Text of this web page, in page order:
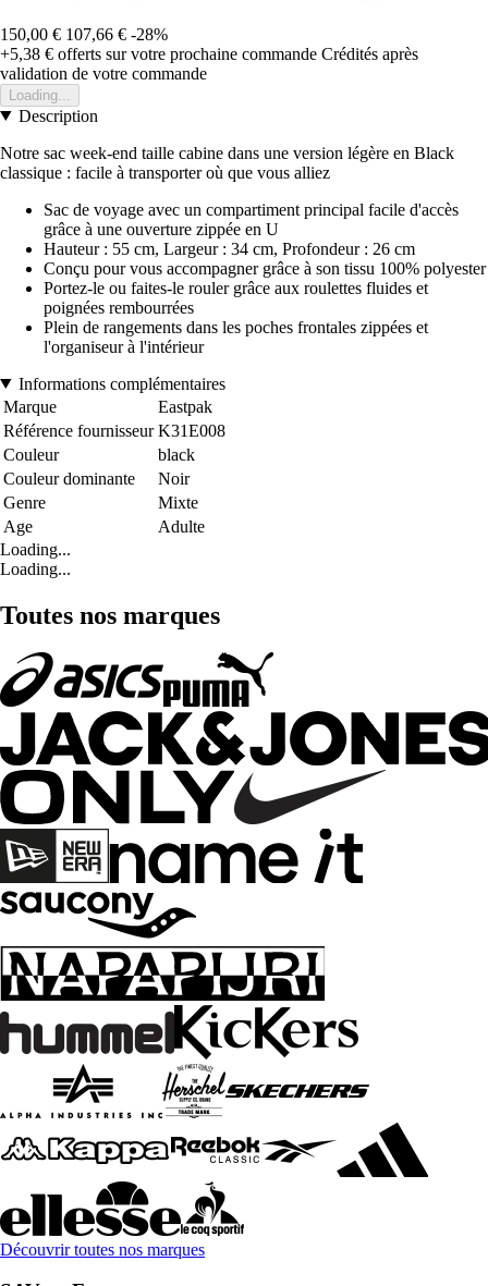
150,00 € 107,66 € -28%
+5,38 € offerts sur votre prochaine commande Crédités après
validation de votre commande
Loading...
Description
Notre sac week-end taille cabine dans une version légère en Black
classique : facile à transporter où que vous alliez
Sac de voyage avec un compartiment principal facile d'accès
grâce à une ouverture zippée en U
Hauteur : 55 cm, Largeur : 34 cm, Profondeur : 26 cm
Conçu pour vous accompagner grâce à son tissu 100% polyester
Portez-le ou faites-le rouler grâce aux roulettes fluides et
poignées rembourrées
Plein de rangements dans les poches frontales zippées et
l'organiseur à l'intérieur
Informations complémentaires
Marque
Eastpak
Référence fournisseur K31E008
Couleur
black
Couleur dominante
Noir
Genre
Mixte
Age
Adulte
Loading...
Loading...
Toutes nos marques
Découvrir toutes nos marques